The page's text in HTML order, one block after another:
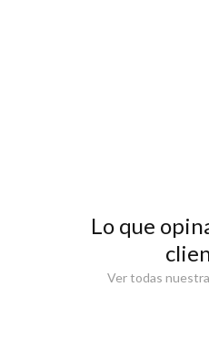
Lo que
Ver todas